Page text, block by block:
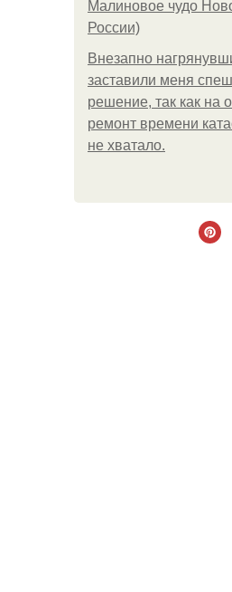
Малиновое чудо
России)
Внезапно
заставили меня
решение, так как на
ремонт времени
не хватало.